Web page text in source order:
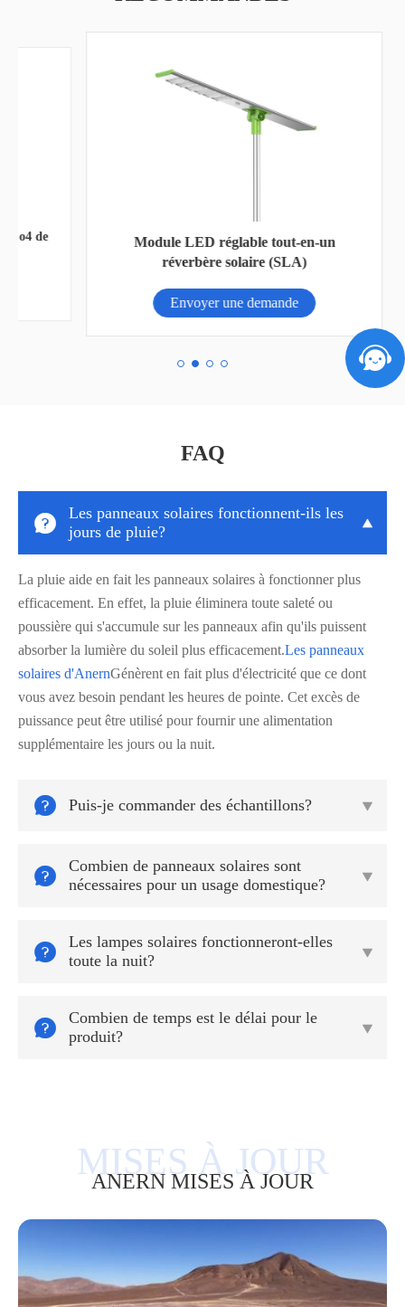
Module LED réglable tout-en-un
réverbère solaire (SLA)
Envoyer une demande
FAQ

Les panneaux solaires fonctionnent-ils les
jours de pluie?

La pluie aide en fait les panneaux solaires à fonctionner plus
efficacement. En effet, la pluie éliminera toute saleté ou
poussière qui s'accumule sur les panneaux afin qu'ils puissent
absorber la lumière du soleil plus efficacement.Les panneaux
solaires d'AnernGénèrent en fait plus d'électricité que ce dont
vous avez besoin pendant les heures de pointe. Cet excès de
puissance peut être utilisé pour fournir une alimentation
supplémentaire les jours ou la nuit.
 Puis-je commander des échantillons? 

Combien de panneaux solaires sont
nécessaires pour un usage domestique?


Les lampes solaires fonctionneront-elles
toute la nuit?


Combien de temps est le délai pour le
produit?

ANERN MISES À JOUR